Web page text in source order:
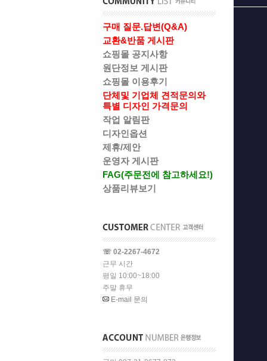
구매 질문.답변(Q&A)
교환&반품 게시판
쇼핑몰 공지사항
원단정보 게시판
쇼핑몰 이용후기
단체및 기업체 견적문의와
특별 디자인 가격문의
작업 알림판
디자인옵션
제휴/제안
운영자 게시판
FAG(주문전에 참고하세요!)
상품리뷰보기
☏ 02-2267-4672
근무 시간
평일 10:00~18:00
주말 휴무
E-mail 문의